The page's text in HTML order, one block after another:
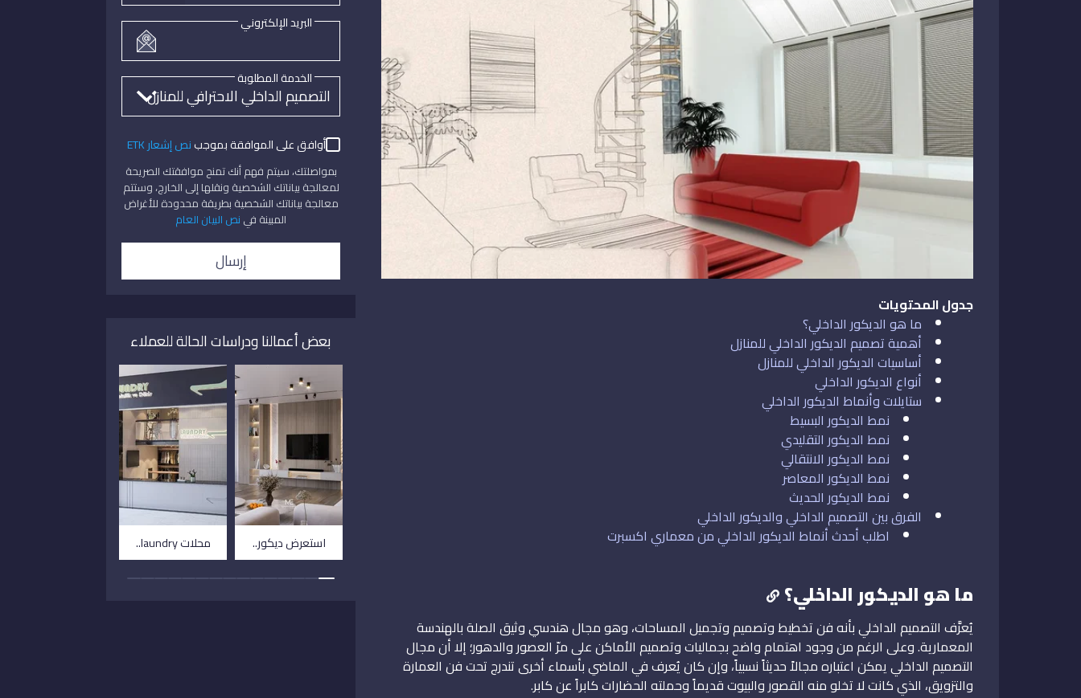
جدول المحتويات
ما هو الديكور الداخلي؟
أهمية تصميم الديكور الداخلي للمنازل
أساسيات الديكور الداخلي للمنازل
أنواع الديكور الداخلي
ستايلات وأنماط الديكور الداخلي
نمط الديكور البسيط
نمط الديكور التقليدي
نمط الديكور الانتقالي
نمط الديكور المعاصر
نمط الديكور الحديث
الفرق بين التصميم الداخلي والديكور الداخلي
اطلب أحدث أنماط الديكور الداخلي من معماري اكسبرت
ما هو الديكور الداخلي؟
يُعرَّف التصميم الداخلي بأنه فن تخطيط وتصميم وتجميل المساحات، وهو مجال هندسي وثيق الصلة بالهندسة
المعمارية. وعلى الرغم من وجود اهتمام واضح بجماليات وتصميم الأماكن على مرّ العصور والدهور؛ إلا أن مجال
التصميم الداخلي يمكن اعتباره مجالاً حديثاً نسبياً، وإن كان يُعرف في الماضي بأسماء أخرى تندرج تحت فن العمارة
والتزويق، الذي كانت لا تخلو منه القصور والبيوت قديماً وحملته الحضارات كابراً عن كابر.
البريد الإلكتروني
الخدمة المطلوبة
أوافق على الموافقة بموجبنص إشعار ETK
بمواصلتك، سيتم فهم أنك تمنح موافقتك الصريحة
لمعالجة بياناتك الشخصية ونقلها إلى الخارج، وستتم
معالجة بياناتك الشخصية بطريقة محدودة للأغراض
المبينة في نص البيان العام
إرسال
بعض أعمالنا ودراسات الحالة للعملاء
استعرض ديكور.. محلات laundry..